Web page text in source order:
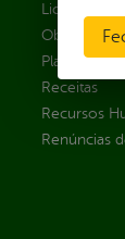
Licitações e
Obras
Receitas
Recursos
Renúncias